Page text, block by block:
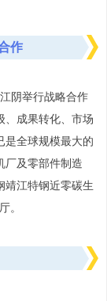
作
阴举行战略合作
、成果转化、市场
是全球规模最大的
厂及零部件制造
靖江特钢近零碳生
。